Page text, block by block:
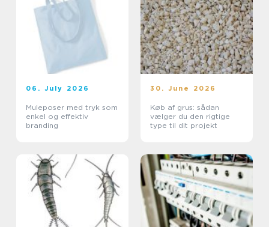
06. July 2026
Muleposer med tryk som
enkel og effektiv
branding
30. June 2026
Køb af grus: sådan
vælger du den rigtige
type til dit projekt